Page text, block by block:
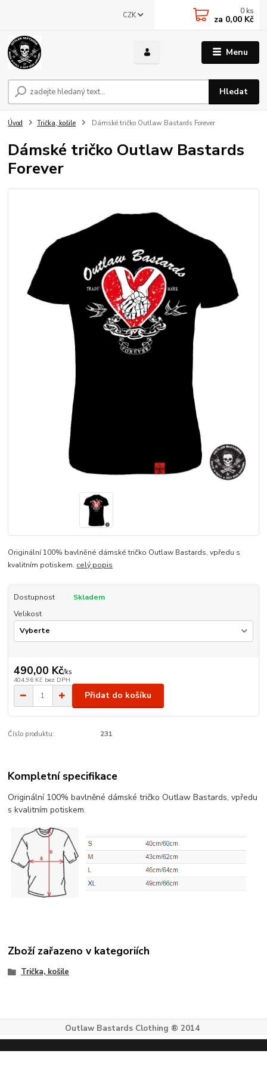
Menu
CZK
Hledat
0 ks
za 0,00 Kč
Úvod Trička, košile Dámské tričko Outlaw Bastards Forever
Dámské tričko Outlaw Bastards
Forever
Originální 100% bavlněné dámské tričko Outlaw Bastards, vpředu s
kvalitním potiskem. celý popis
Dostupnost
Skladem
Velikost
490,00 Kč/ks
404,96 Kč bez DPH
Přidat do košíku
Číslo produktu: 231
Kompletní specifikace
Originální 100% bavlněné dámské tričko Outlaw Bastards, vpředu
s kvalitním potiskem.
Zboží zařazeno v kategoriích
Trička, košile
Outlaw Bastards Clothing ® 2014